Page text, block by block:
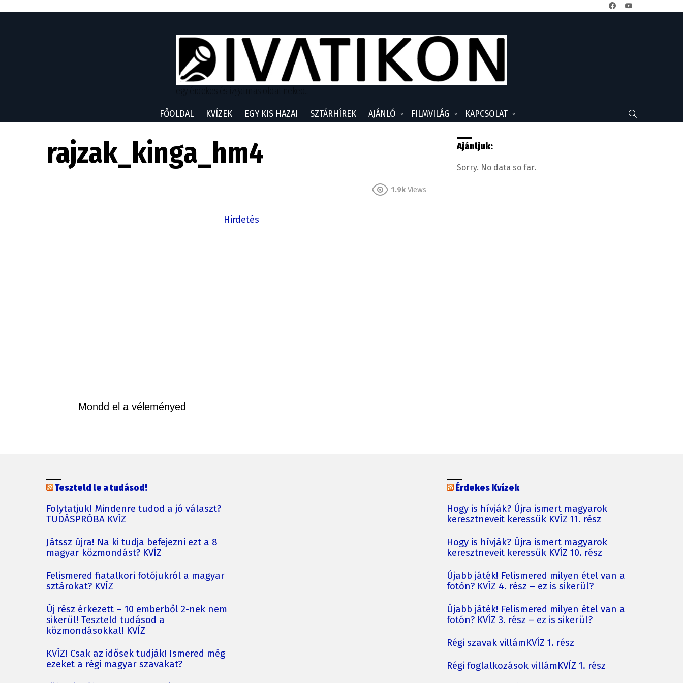
FŐOLDAL KVÍZEK EGY KIS HAZAI SZTÁRHÍREK AJÁNLÓ FILMVILÁG KAPCSOLAT
rajzak_kinga_hm4
1.9k Views
Hirdetés
Mondd el a véleményed
Ajánljuk:
Sorry. No data so far.
Teszteld le a tudásod!
Folytatjuk! Mindenre tudod a jó választ?
TUDÁSPRÓBA KVÍZ
Játssz újra! Na ki tudja befejezni ezt a 8
magyar közmondást? KVÍZ
Felismered fiatalkori fotójukról a magyar
sztárokat? KVÍZ
Új rész érkezett – 10 emberből 2-nek nem
sikerül! Teszteld tudásod a
közmondásokkal! KVÍZ
KVÍZ! Csak az idősek tudják! Ismered még
ezeket a régi magyar szavakat?
Érdekes Kvízek
Hogy is hívják? Újra ismert magyarok
keresztneveit keressük KVÍZ 11. rész
Hogy is hívják? Újra ismert magyarok
keresztneveit keressük KVÍZ 10. rész
Újabb játék! Felismered milyen étel van a
fotón? KVÍZ 4. rész – ez is sikerül?
Újabb játék! Felismered milyen étel van a
fotón? KVÍZ 3. rész – ez is sikerül?
Régi szavak villámKVÍZ 1. rész
Régi foglalkozások villámKVÍZ 1. rész